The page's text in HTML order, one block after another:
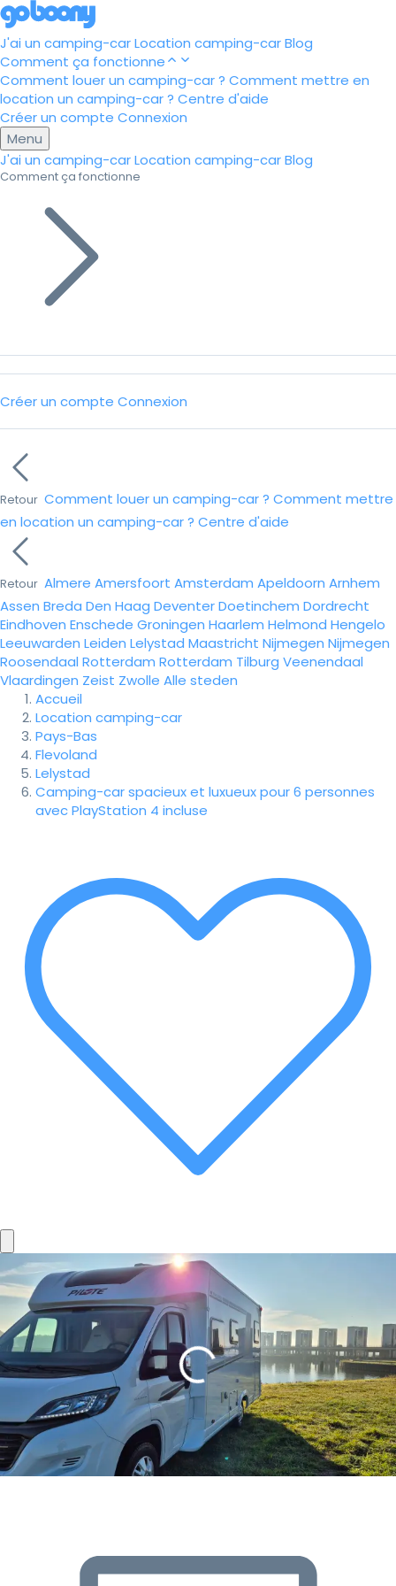
J'ai un camping-carLocation camping-carBlog
Comment ça fonctionne
Comment louer un camping-car ? Comment mettre en
location un camping-car ? Centre d'aide
Créer un compte Connexion
Menu
J'ai un camping-carLocation camping-carBlog
Comment ça fonctionne
Créer un compte Connexion
Retour Comment louer un camping-car ? Comment mettre
en location un camping-car ? Centre d'aide
Retour Almere Amersfoort Amsterdam Apeldoorn Arnhem
Assen Breda Den Haag DeventerDoetinchem Dordrecht
Eindhoven Enschede Groningen Haarlem Helmond Hengelo
Leeuwarden Leiden Lelystad Maastricht Nijmegen Nijmegen
Roosendaal Rotterdam Rotterdam Tilburg Veenendaal
Vlaardingen Zeist Zwolle Alle steden
Accueil
Location camping-car
Pays-Bas
Flevoland
Lelystad
Camping-car spacieux et luxueux pour 6 personnes
avec PlayStation 4 incluse